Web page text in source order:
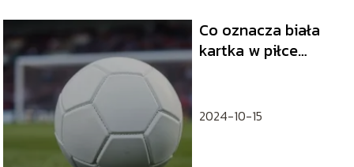
Co oznacza biała
kartka w piłce
2024-10-15